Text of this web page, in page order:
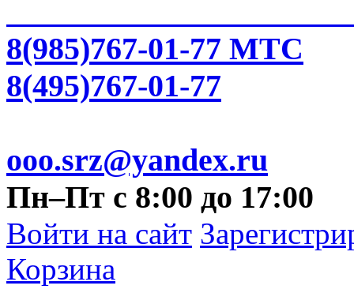
8(985)767-01-77 МТС
8(495)767-01-77
ooo.srz@yandex.ru
Пн–Пт с 8:00 до 17:00
Войти на сайт
Корзина